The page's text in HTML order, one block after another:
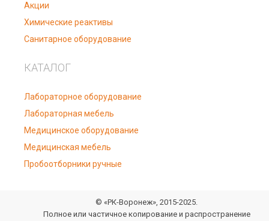
Акции
Химические реактивы
Санитарное оборудование
КАТАЛОГ
Лабораторное оборудование
Лабораторная мебель
Медицинское оборудование
Медицинская мебель
Пробоотборники ручные
© «РК-Воронеж», 2015-2025.
Полное или частичное копирование и распространение